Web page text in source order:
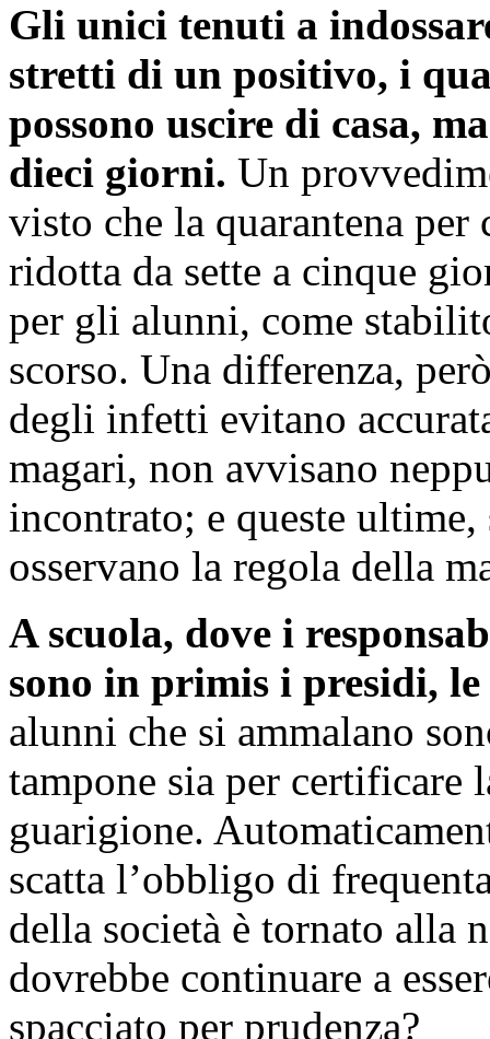
Gli unici tenuti a
stretti di un positivo, i
possono uscire di casa,
dieci giorni. Un
visto che la quarantena
ridotta da sette a cinque
per gli alunni, come
scorso. Una differenza,
degli infetti evitano
magari, non avvisano
incontrato; e queste ultime,
osservano la regola della
A scuola, dove i
sono in primis i presidi,
alunni che si ammalano
tampone sia per certificare
guarigione.
scatta l’obbligo di
della società è tornato alla
dovrebbe continuare a
spacciato per prudenza?